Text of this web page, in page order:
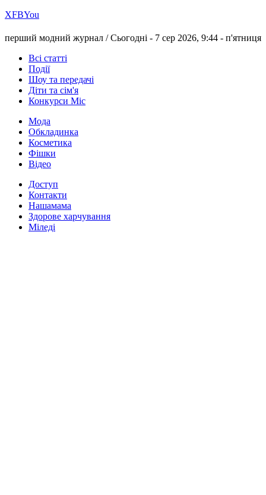
ХFBYou
перший модний журнал /Сьогодні - 7 сер 2026, 9:44 - п'ятниця
Всі статті
Події
Шоу та передачі
Діти та сім'я
Конкурси Міс
Мода
Обкладинка
Косметика
Фішки
Відео
Доступ
Контакти
Нашамама
Здорове харчування
Міледі